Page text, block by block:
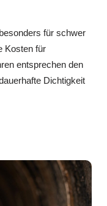
für schwer
Kosten für
entsprechen den
Dichtigkeit